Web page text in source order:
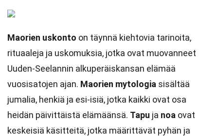
Maorien uskonto on täynnä kiehtovia tarinoita,
rituaaleja ja uskomuksia, jotka ovat muovanneet
Uuden-Seelannin alkuperäiskansan elämää
vuosisatojen ajan. Maorien mytologia sisältää
jumalia, henkiä ja esi-isiä, jotka kaikki ovat osa
heidän päivittäistä elämäänsä. Tapu ja noa ovat
keskeisiä käsitteitä, jotka määrittävät pyhän ja